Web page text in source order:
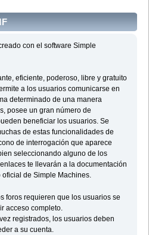
con el software Simple
eficiente, poderoso, libre y gratuito
a los usuarios comunicarse en
determinado de una manera
posee un gran número de
beneficiar los usuarios. Se
de estas funcionalidades de
de interrogación que aparece
seleccionando alguno de los
te llevarán a la documentación
de Simple Machines.
foros requieren que los usuarios se
acceso completo.
registrados, los usuarios deben
a su cuenta.